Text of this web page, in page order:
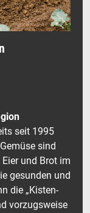
seit 1995
sind
und Brot im
gesunden und
die „Kisten-
vorzugsweise